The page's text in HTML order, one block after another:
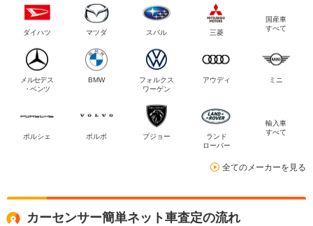
ダイハツ マツダ スバル 三菱
国産車
すべて
メルセデス
・ベンツ
BMW
フォルクス
ワーゲン
アウディ ミニ
ポルシェ ボルボ プジョー
ランド
ローバー
輸入車
すべて
全てのメーカーを見る
カーセンサー簡単ネット車査定の流れ